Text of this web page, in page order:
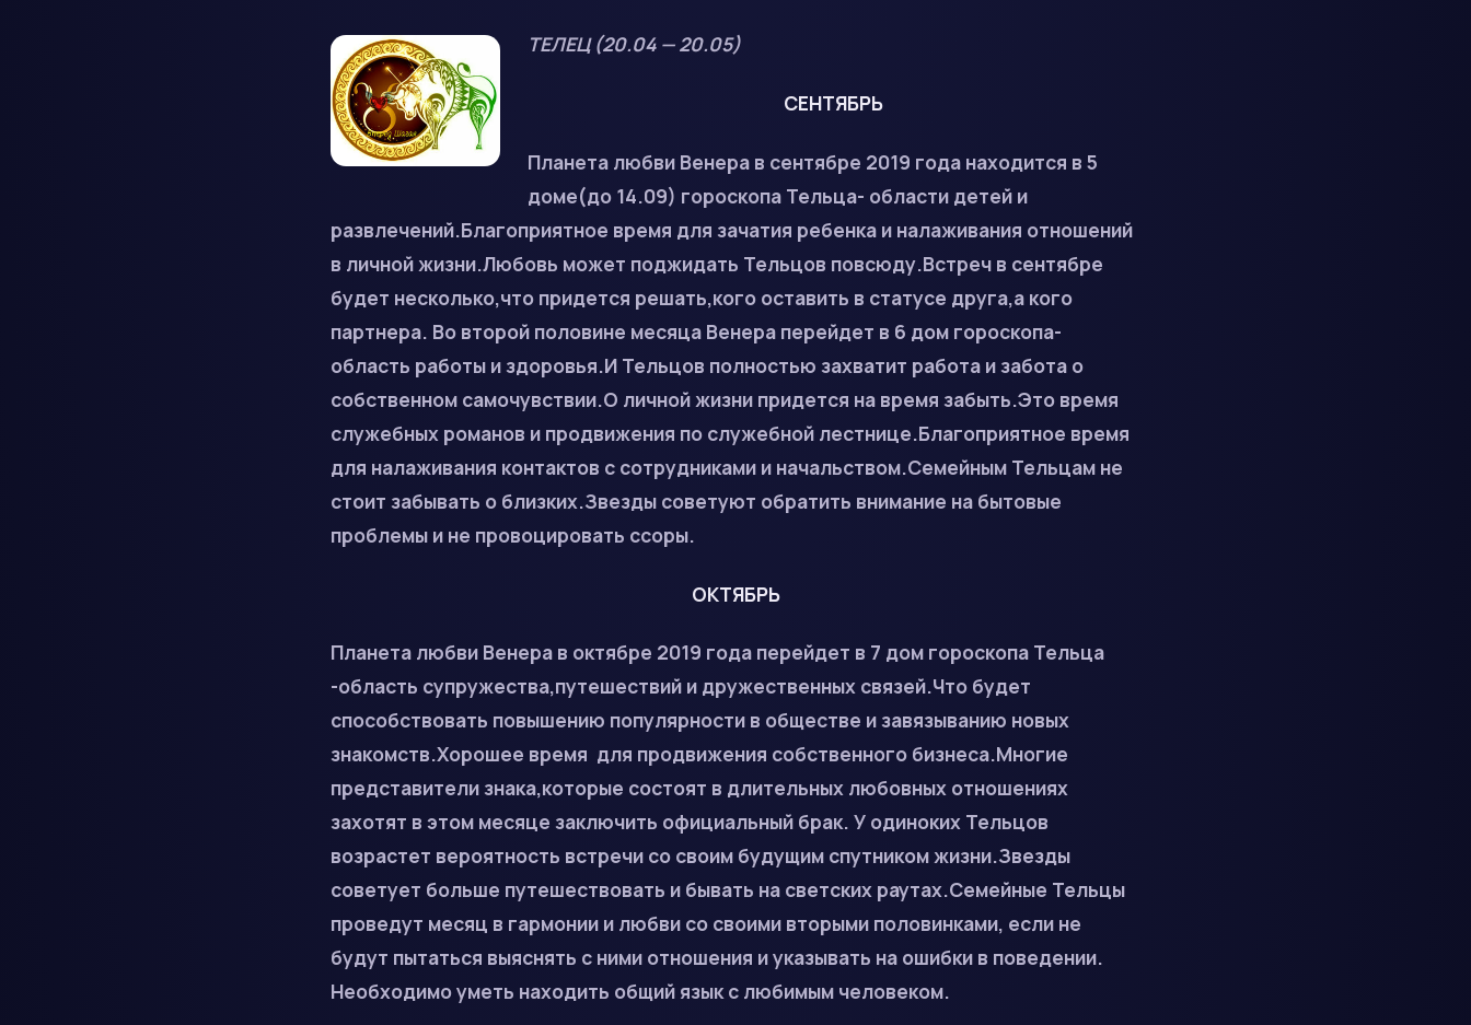
ТЕЛЕЦ (20.04 — 20.05)
СЕНТЯБРЬ
Планета любви Венера в сентябре 2019 года находится в 5
доме(до 14.09) гороскопа Тельца- области детей и
развлечений.Благоприятное время для зачатия ребенка и налаживания отношений
в личной жизни.Любовь может поджидать Тельцов повсюду.Встреч в сентябре
будет несколько,что придется решать,кого оставить в статусе друга,а кого
партнера. Во второй половине месяца Венера перейдет в 6 дом гороскопа-
область работы и здоровья.И Тельцов полностью захватит работа и забота о
собственном самочувствии.О личной жизни придется на время забыть.Это время
служебных романов и продвижения по служебной лестнице.Благоприятное время
для налаживания контактов с сотрудниками и начальством.Семейным Тельцам не
стоит забывать о близких.Звезды советуют обратить внимание на бытовые
проблемы и не провоцировать ссоры.
ОКТЯБРЬ
Планета любви Венера в октябре 2019 года перейдет в 7 дом гороскопа Тельца
-область супружества,путешествий и дружественных связей.Что будет
способствовать повышению популярности в обществе и завязыванию новых
знакомств.Хорошее время для продвижения собственного бизнеса.Многие
представители знака,которые состоят в длительных любовных отношениях
захотят в этом месяце заключить официальный брак. У одиноких Тельцов
возрастет вероятность встречи со своим будущим спутником жизни.Звезды
советует больше путешествовать и бывать на светских раутах.Семейные Тельцы
проведут месяц в гармонии и любви со своими вторыми половинками, если не
будут пытаться выяснять с ними отношения и указывать на ошибки в поведении.
Необходимо уметь находить общий язык с любимым человеком.